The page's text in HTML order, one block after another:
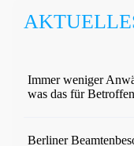
Immer weniger
was das für
Berliner